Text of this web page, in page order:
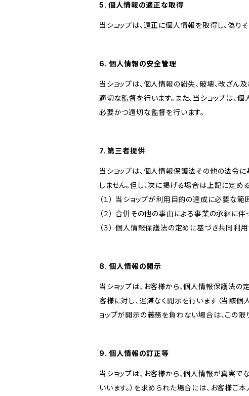
5. 個人情報の適正な取得
当ショップは、適正に個人情報を取得し、偽り
6. 個人情報の安全管理
当ショップは、個人情報の紛失、破壊、改ざん
適切な監督を行います。また、当ショップは
必要かつ適切な監督を行います。
7. 第三者提供
当ショップは、個人情報保護法その他の法令
しません。但し、次に掲げる場合は上記に定め
（１） 当ショップが利用目的の達成に必要
（２） 合併その他の事由による事業の承継に
（３） 個人情報保護法の定めに基づき共同利
8. 個人情報の開示
当ショップは、お客様から、個人情報保護法
客様に対し、遅滞なく開示を行います（当該個
ョップが開示の義務を負わない場合は、この限
9. 個人情報の訂正等
当ショップは、お客様から、個人情報が真実で
いいます。）を求められた場合には、お客様